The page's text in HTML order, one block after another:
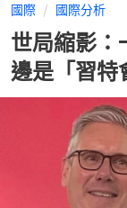
國際 國際分析
世局縮影：
邊是「習特